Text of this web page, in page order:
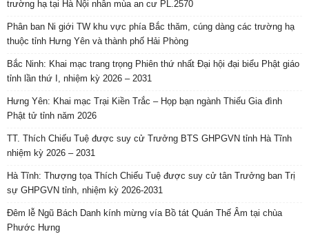
trường hạ tại Hà Nội nhân mùa an cư PL.2570
Phân ban Ni giới TW khu vực phía Bắc thăm, cúng dàng các trường hạ
thuộc tỉnh Hưng Yên và thành phố Hải Phòng
Bắc Ninh: Khai mạc trang trọng Phiên thứ nhất Đại hội đại biểu Phật giáo
tỉnh lần thứ I, nhiệm kỳ 2026 – 2031
Hưng Yên: Khai mạc Trại Kiền Trắc – Họp bạn ngành Thiếu Gia đình
Phật tử tỉnh năm 2026
TT. Thích Chiếu Tuệ được suy cử Trưởng BTS GHPGVN tỉnh Hà Tĩnh
nhiệm kỳ 2026 – 2031
Hà Tĩnh: Thượng tọa Thích Chiếu Tuệ được suy cử tân Trưởng ban Trị
sự GHPGVN tỉnh, nhiệm kỳ 2026-2031
Đêm lễ Ngũ Bách Danh kính mừng vía Bồ tát Quán Thế Âm tại chùa
Phước Hưng